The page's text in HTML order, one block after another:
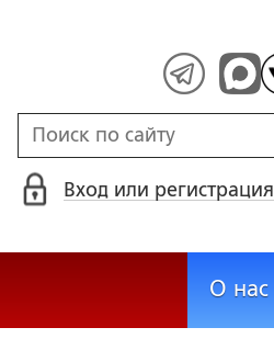
Вход или регистрация
О нас